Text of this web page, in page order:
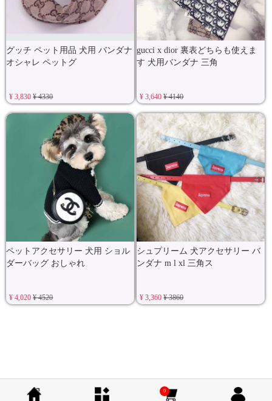
グッチ ペット用品 犬用 バンダナ
オシャレ ペットグ
¥ 3,830¥ 4330
gucci x dior 裏表どちらも使えま
す 犬用バンダナ 三角
¥ 3,640¥ 4140
ペットアクセサリー 犬用 ショル
ダーバッグ おしゃれ
¥ 4,020¥ 4520
シュプリーム 犬アクセサリー バ
ンダナ m l xl 三角ス
¥ 3,360¥ 3860
0